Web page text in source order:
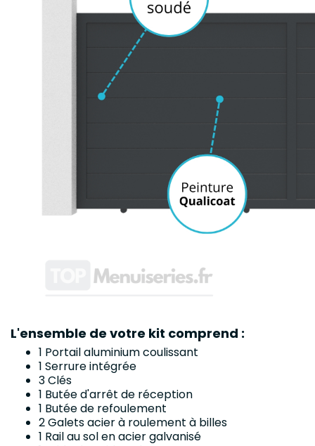
L'ensemble de votre kit comprend :
1 Portail aluminium coulissant
1 Serrure intégrée
3 Clés
1 Butée d'arrêt de réception
1 Butée de refoulement
2 Galets acier à roulement à billes
1 Rail au sol en acier galvanisé